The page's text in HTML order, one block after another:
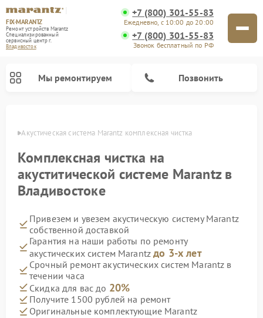
FIX-MARANTZ
Ремонт устройств Marantz
Специализированный
cервисный центр г.
Владивосток
+7 (800) 301-55-83
Ежедневно, с 10:00 до 20:00
+7 (800) 301-55-83
Звонок бесплатный по РФ
Мы ремонтируем Позвонить
Акустическая система Marantz комплексная чистка
Комплексная чистка на
акуститической системе Marantz в
Владивостоке
Привезем и увезем акустическую систему Marantz
собственной доставкой
Гарантия на наши работы по ремонту
акустических систем Marantzдо 3-х лет
Срочный ремонт акустических систем Marantz в
течении часа
Скидка для вас до 20%
Получите 1500 рублей на ремонт
Оригинальные комплектующие Marantz